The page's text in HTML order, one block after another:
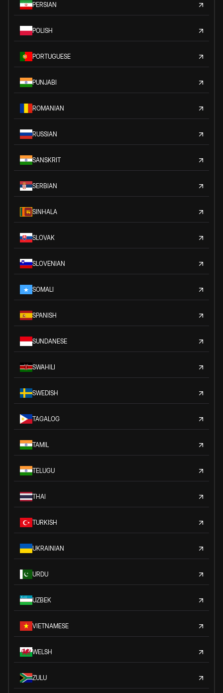
PERSIAN
POLISH
PORTUGUESE
PUNJABI
ROMANIAN
RUSSIAN
SANSKRIT
SERBIAN
SINHALA
SLOVAK
SLOVENIAN
SOMALI
SPANISH
SUNDANESE
SWAHILI
SWEDISH
TAGALOG
TAMIL
TELUGU
THAI
TURKISH
UKRAINIAN
URDU
UZBEK
VIETNAMESE
WELSH
ZULU